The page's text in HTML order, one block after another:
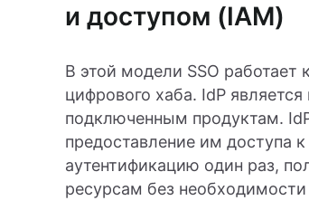
и доступом (IAM)
В этой модели SSO
цифрового хаба. IdP
подключенным продуктам.
предоставление им доступа
аутентификацию один раз,
ресурсам без